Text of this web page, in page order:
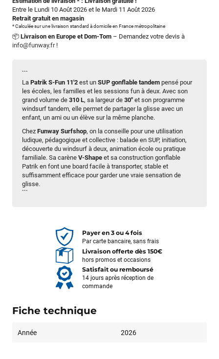
```
La Patrik S-Fun 11'2 est un SUP gonflable tandem pensé pour
les écoles, les familles et les sessions fun à deux. Avec son
grand volume de 310 L, sa largeur de 30" et son programme
windsurf tandem, elle permet de partager la glisse avec un
enfant, un ami ou un élève sur la même planche.
Chez Funway Surfshop, on la conseille pour une utilisation
ludique, pédagogique et collective : balade en SUP, initiation,
découverte du windsurf à deux, animation école ou pratique
familiale. Sa carène V-Shape et sa construction gonflable
Patrik en font une board facile à transporter, stable et
suffisamment efficace pour garder une vraie sensation de
glisse.
```
Entre le Lundi 10 Août 2026 et le Mardi 11 Août 2026
Retrait gratuit en magasin
* Calculée sur une livraison standard à domicile en France métropolitaine
📦 Livraison en Europe et Dom-Tom – Demandez votre devis à
info@funway.fr!
Payer en 3 ou 4 fois
Par carte bancaire, sans frais
Livraison offerte dès 150€
hors promos et occasions
Satisfait ou remboursé
14 jours après réception de
commande
Fiche technique
Année 2026